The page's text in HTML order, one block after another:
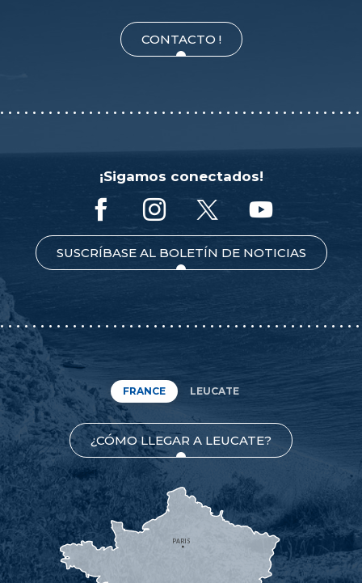
CONTACTO !
¡Sigamos conectados!
SUSCRÍBASE AL BOLETÍN DE NOTICIAS
FRANCE LEUCATE
¿CÓMO LLEGAR A LEUCATE?
PARIS